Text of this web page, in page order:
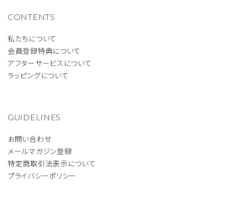
CONTENTS
私たちについて
会員登録特典について
アフターサービスについて
ラッピングについて
GUIDELINES
お問い合わせ
メールマガジン登録
特定商取引法表示について
プライバシーポリシー